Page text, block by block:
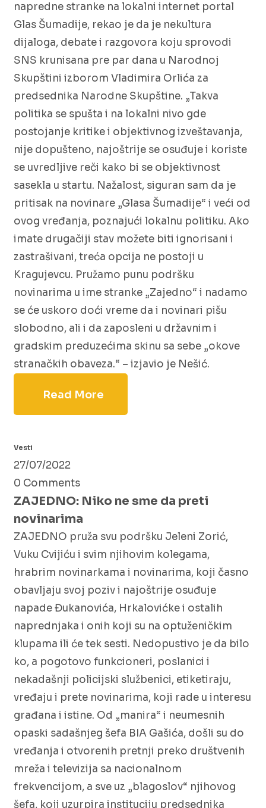
napredne stranke na lokalni internet portal
Glas Šumadije, rekao je da je nekultura
dijaloga, debate i razgovora koju sprovodi
SNS krunisana pre par dana u Narodnoj
Skupštini izborom Vladimira Orlića za
predsednika Narodne Skupštine. „Takva
politika se spušta i na lokalni nivo gde
postojanje kritike i objektivnog izveštavanja,
nije dopušteno, najoštrije se osuđuje i koriste
se uvredljive reči kako bi se objektivnost
sasekla u startu. Nažalost, siguran sam da je
pritisak na novinare „Glasa Šumadije“ i veći od
ovog vređanja, poznajući lokalnu politiku. Ako
imate drugačiji stav možete biti ignorisani i
zastrašivani, treća opcija ne postoji u
Kragujevcu. Pružamo punu podršku
novinarima u ime stranke „Zajedno“ i nadamo
se će uskoro doći vreme da i novinari pišu
slobodno, ali i da zaposleni u državnim i
gradskim preduzećima skinu sa sebe „okove
stranačkih obaveza.“ – izjavio je Nešić.
Read More
Vesti
27/07/2022
0 Comments
ZAJEDNO: Niko ne sme da preti
novinarima
ZAJEDNO pruža svu podršku Jeleni Zorić,
Vuku Cvijiću i svim njihovim kolegama,
hrabrim novinarkama i novinarima, koji časno
obavljaju svoj poziv i najoštrije osuđuje
napade Đukanovića, Hrkalovićke i ostalih
naprednjaka i onih koji su na optuženičkim
klupama ili će tek sesti. Nedopustivo je da bilo
ko, a pogotovo funkcioneri, poslanici i
nekadašnji policijski službenici, etiketiraju,
vređaju i prete novinarima, koji rade u interesu
građana i istine. Od „manira“ i neumesnih
opaski sadašnjeg šefa BIA Gašića, došli su do
vređanja i otvorenih pretnji preko društvenih
mreža i televizija sa nacionalnom
frekvencijom, a sve uz „blagoslov“ njihovog
šefa, koji uzurpira instituciju predsednika